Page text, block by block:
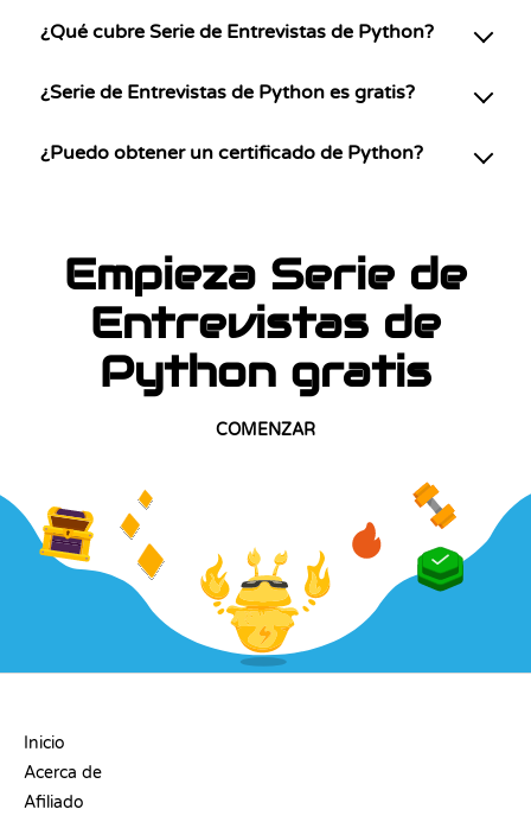
¿Qué cubre Serie de Entrevistas de Python?
¿Serie de Entrevistas de Python es gratis?
¿Puedo obtener un certificado de Python?
Empieza Serie de
Entrevistas de
Python gratis
COMENZAR
Inicio
Acerca de
Afiliado